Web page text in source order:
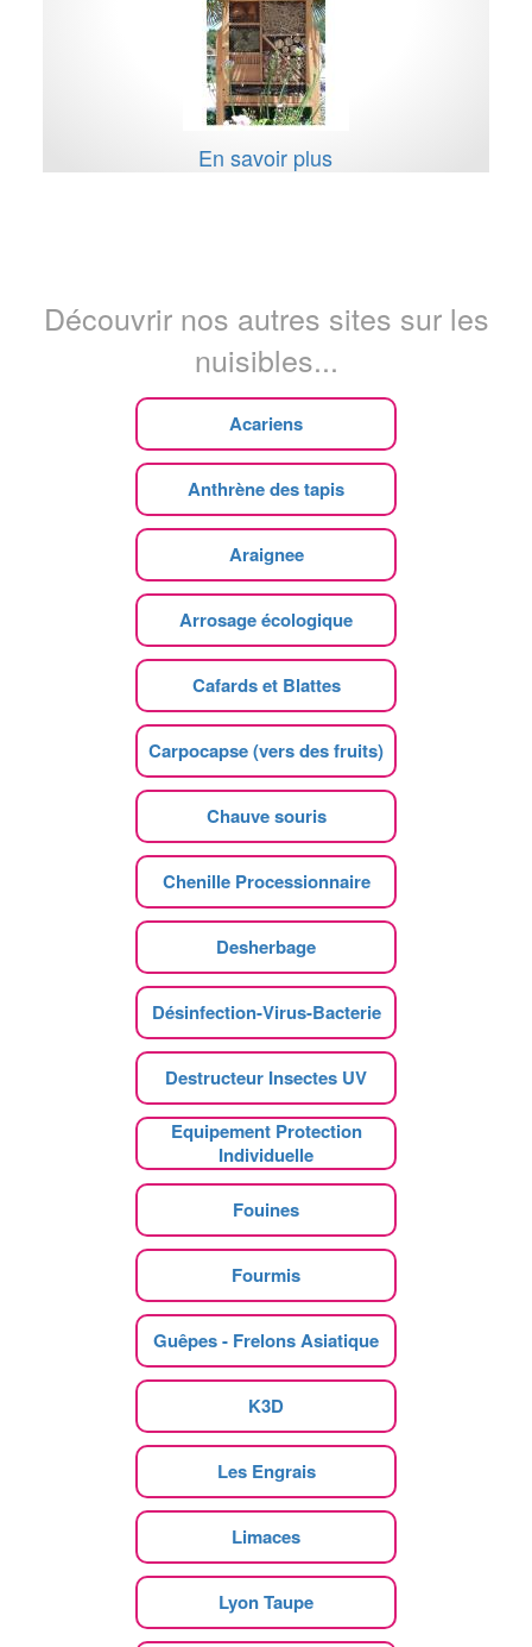
En savoir plus
Découvrir nos autres sites sur les
nuisibles...
Acariens
Anthrène des tapis
Araignee
Arrosage écologique
Cafards et Blattes
Carpocapse (vers des fruits)
Chauve souris
Chenille Processionnaire
Desherbage
Désinfection-Virus-Bacterie
Destructeur Insectes UV
Equipement Protection
Individuelle
Fouines
Fourmis
Guêpes - Frelons Asiatique
K3D
Les Engrais
Limaces
Lyon Taupe